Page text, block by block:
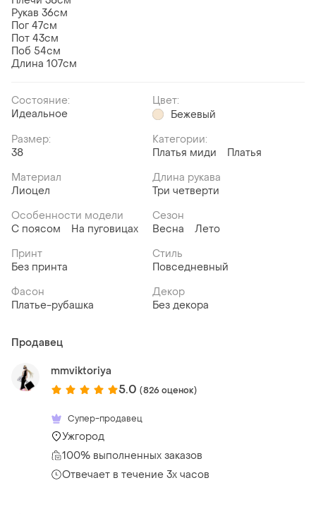
Рукав 36см
Пог 47см
Пот 43см
Поб 54см
Длина 107см
Состояние:
Идеальное
Цвет:
Бежевый
Размер:
38
Категории:
Платья миди
Платья
Материал
Лиоцел
Длина рукава
Три четверти
Особенности модели
С поясом
На пуговицах
Сезон
Весна
Лето
Принт
Без принта
Стиль
Повседневный
Фасон
Платье-рубашка
Декор
Без декора
Продавец
mmviktoriya
5.0 (826 оценок)
Супер-продавец
Ужгород
100% выполненных заказов
Отвечает в течение 3х часов